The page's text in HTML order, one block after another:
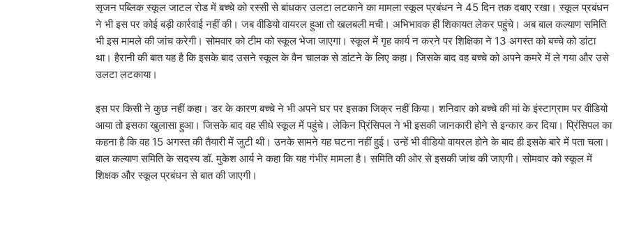
सृजन पब्लिक स्कूल जाटल रोड में बच्चे को रस्सी से बांधकर उलटा लटकाने का मामला स्कूल प्रबंधन ने 45 दिन तक दबाए रखा। स्कूल प्रबंधन
ने भी इस पर कोई बड़ी कार्रवाई नहीं की। जब वीडियो वायरल हुआ तो खलबली मची। अभिभावक ही शिकायत लेकर पहुंचे। अब बाल कल्याण समिति
भी इस मामले की जांच करेगी। सोमवार को टीम को स्कूल भेजा जाएगा। स्कूल में गृह कार्य न करने पर शिक्षिका ने 13 अगस्त को बच्चे को डांटा
था। हैरानी की बात यह है कि इसके बाद उसने स्कूल के वैन चालक से डांटने के लिए कहा। जिसके बाद वह बच्चे को अपने कमरे में ले गया और उसे
उलटा लटकाया।
इस पर किसी ने कुछ नहीं कहा। डर के कारण बच्चे ने भी अपने घर पर इसका जिक्र नहीं किया। शनिवार को बच्चे की मां के इंस्टाग्राम पर वीडियो
आया तो इसका खुलासा हुआ। जिसके बाद वह सीधे स्कूल में पहुंचे। लेकिन प्रिंसिपल ने भी इसकी जानकारी होने से इन्कार कर दिया। प्रिंसिपल का
कहना है कि वह 15 अगस्त की तैयारी में जुटी थी। उनके सामने यह घटना नहीं हुई। उन्हें भी वीडियो वायरल होने के बाद ही इसके बारे में पता चला।
बाल कल्याण समिति के सदस्य डॉ. मुकेश आर्य ने कहा कि यह गंभीर मामला है। समिति की ओर से इसकी जांच की जाएगी। सोमवार को स्कूल में
शिक्षक और स्कूल प्रबंधन से बात की जाएगी।